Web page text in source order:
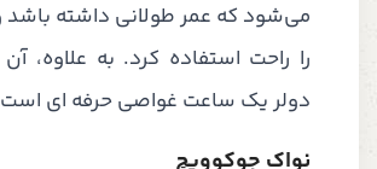
می‌شود که عمر طولانی داشته باشد
را راحت استفاده کرد. به علاوه،
دولر یک ساعت غواصی حرفه ای
نواک جوکوویچ